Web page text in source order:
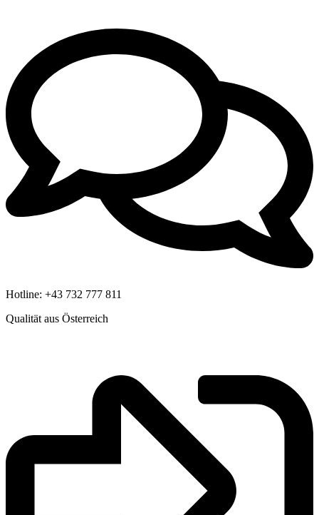
Hotline: +43 732 777 811
Qualität aus Österreich